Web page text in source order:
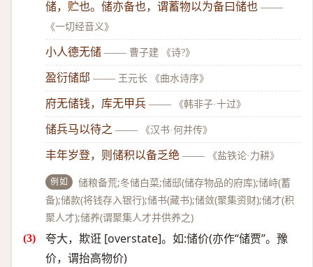
储，贮也。储亦备也，谓蓄物以为备曰储也 ——
《一切经音义》
小人德无储 —— 曹子建 《诗?》
盈衍储邸 —— 王元长 《曲水诗序》
府无储钱，库无甲兵 —— 《韩非子·十过》
储兵马以待之 —— 《汉书·何并传》
丰年岁登，则储积以备乏绝 —— 《盐铁论·力耕》
例如
储粮备荒;冬储白菜;储邸(储存物品的府库);储峙(蓄
备);储款(将钱存入银行);储书(藏书);储敛(聚集资财);储才(积
聚人才);储养(谓聚集人才并供养之)
夸大，欺诳 [overstate]。如:储价(亦作“储贾”。豫
价，谓抬高物价)